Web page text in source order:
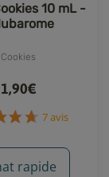
10 mL -
Cookies
1,90€
rapide